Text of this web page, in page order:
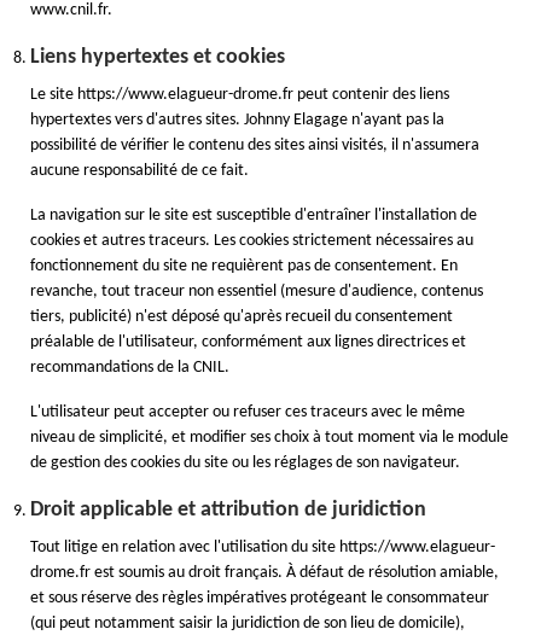
www.cnil.fr.
Liens hypertextes et cookies
Le site https://www.elagueur-drome.fr peut contenir des liens
hypertextes vers d'autres sites. Johnny Elagage n'ayant pas la
possibilité de vérifier le contenu des sites ainsi visités, il n'assumera
aucune responsabilité de ce fait.
La navigation sur le site est susceptible d'entraîner l'installation de
cookies et autres traceurs. Les cookies strictement nécessaires au
fonctionnement du site ne requièrent pas de consentement. En
revanche, tout traceur non essentiel (mesure d'audience, contenus
tiers, publicité) n'est déposé qu'après recueil du consentement
préalable de l'utilisateur, conformément aux lignes directrices et
recommandations de la CNIL.
L'utilisateur peut accepter ou refuser ces traceurs avec le même
niveau de simplicité, et modifier ses choix à tout moment via le module
de gestion des cookies du site ou les réglages de son navigateur.
Droit applicable et attribution de juridiction
Tout litige en relation avec l'utilisation du site https://www.elagueur-
drome.fr est soumis au droit français. À défaut de résolution amiable,
et sous réserve des règles impératives protégeant le consommateur
(qui peut notamment saisir la juridiction de son lieu de domicile),